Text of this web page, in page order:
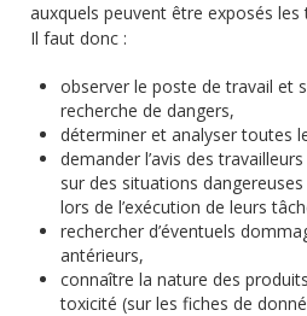
auxquels peuvent être exposés les
Il faut donc :
observer le poste de travail et
recherche de dangers,
déterminer et analyser toutes
demander l’avis des
sur des situations
lors de l’exécution de leurs
rechercher d’éventuels
antérieurs,
connaître la nature des
toxicité (sur les fiches de